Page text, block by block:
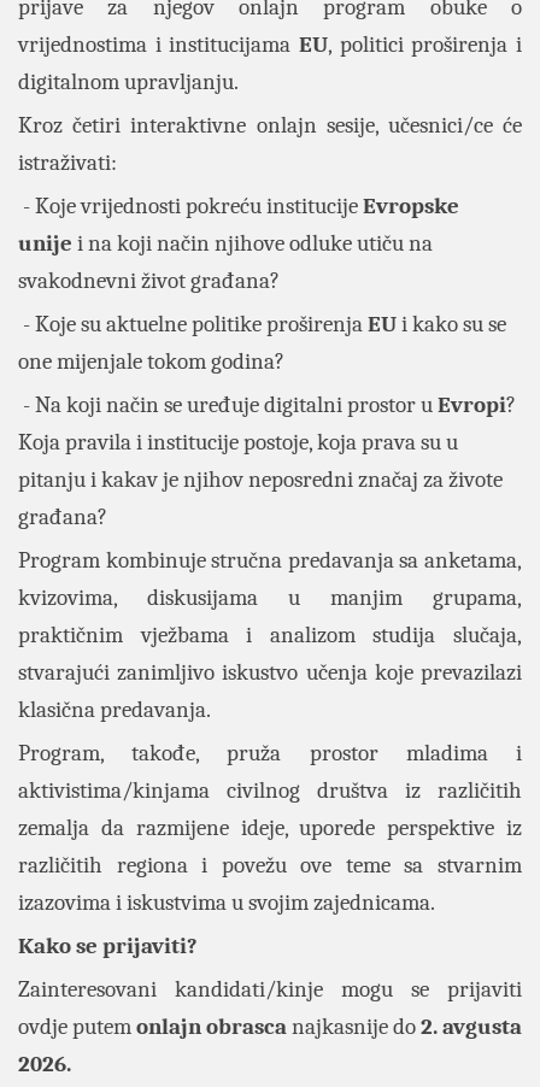
prijave za njegov onlajn program obuke o
vrijednostima i institucijama EU, politici proširenja i
digitalnom upravljanju.
Kroz četiri interaktivne onlajn sesije, učesnici/ce će
istraživati:
- Koje vrijednosti pokreću institucijeEvropske
unije i na koji način njihove odluke utiču na
svakodnevni život građana?
- Koje su aktuelne politike proširenjaEUi kako su se
one mijenjale tokom godina?
- Na koji način se uređuje digitalni prostor uEvropi?
Koja pravila i institucije postoje, koja prava su u
pitanju i kakav je njihov neposredni značaj za živote
građana?
Program kombinuje stručna predavanja sa anketama,
kvizovima, diskusijama u manjim grupama,
praktičnim vježbama i analizom studija slučaja,
stvarajući zanimljivo iskustvo učenja koje prevazilazi
klasična predavanja.
Program, takođe, pruža prostor mladima i
aktivistima/kinjama civilnog društva iz različitih
zemalja da razmijene ideje, uporede perspektive iz
različitih regiona i povežu ove teme sa stvarnim
izazovima i iskustvima u svojim zajednicama.
Kako se prijaviti?
Zainteresovani kandidati/kinje mogu se prijaviti
ovdje putemonlajn obrascanajkasnije do2. avgusta
2026.